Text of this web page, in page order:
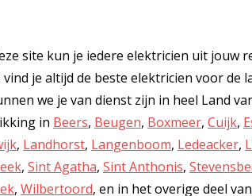
site kun je iedere elektricien uit jouw
je altijd de beste elektricien voor de
we je van dienst zijn in heel Land
in Beers, Beugen, Boxmeer, Cuijk,
, Landhorst, Langenboom, Ledeacker,
, Sint Agatha, Sint Anthonis,
, Wilbertoord, en in het overige deel